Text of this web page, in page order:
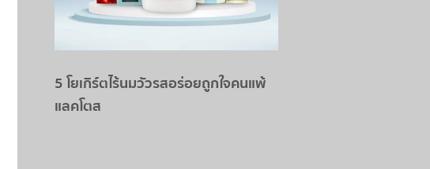
5 โยเกิร์ตไร้นมวัวรสอร่อยถูกใจคนแพ้
แลคโตส